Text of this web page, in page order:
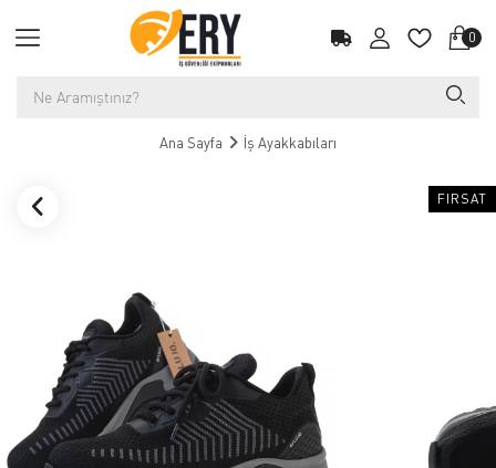
0
Ana Sayfa İş Ayakkabıları
FIRSAT